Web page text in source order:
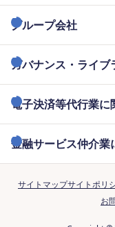
グループ会社
ガバナンス・ライブ
電子決済等代行業に
金融サービス仲介業
サイトマップサイトポリ
お